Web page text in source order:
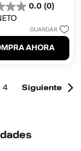
0.0 (0)
GUARDAR
AHORA
4 Siguiente